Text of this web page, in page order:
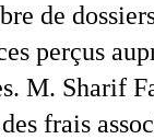
de
perçus
M. Sharif
frais